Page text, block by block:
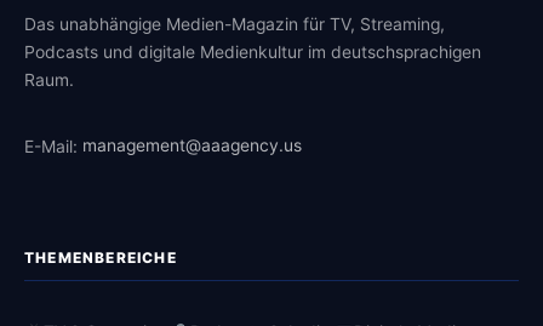
Das unabhängige Medien-Magazin für TV, Streaming,
Podcasts und digitale Medienkultur im deutschsprachigen
Raum.
E-Mail: management@aaagency.us
THEMENBEREICHE